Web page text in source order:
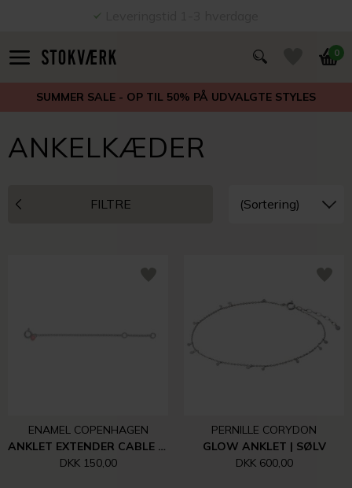
0
SUMMER SALE - OP TIL 50% PÅ UDVALGTE STYLES
ANKELKÆDER
FILTRE
ENAMEL COPENHAGEN
ANKLET EXTENDER CABLE | SØLV
DKK 150,00
PERNILLE CORYDON
GLOW ANKLET | SØLV
DKK 600,00